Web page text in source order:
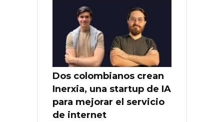
Dos colombianos crean
Inerxia, una startup de IA
para mejorar el servicio
de internet